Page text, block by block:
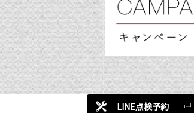
LINE点検予約